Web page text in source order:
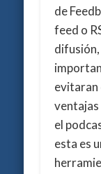
de
feed o
difusión,
evitaran
el
esta es